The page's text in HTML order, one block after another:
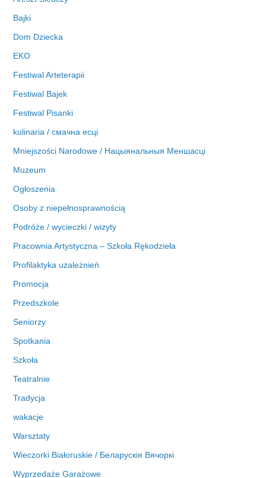
Bajki
Dom Dziecka
EKO
Festiwal Arteterapii
Festiwal Bajek
Festiwal Pisanki
kulinaria / смачна есці
Mniejszości Narodowe / Нацыянальныя Меншасці
Muzeum
Ogłoszenia
Osoby z niepełnosprawnością
Podróże / wycieczki / wizyty
Pracownia Artystyczna – Szkoła Rękodzieła
Profilaktyka uzależnień
Promocja
Przedszkole
Seniorzy
Spotkania
Szkoła
Teatralnie
Tradycja
wakacje
Warsztaty
Wieczorki Białoruskie / Беларускія Вячоркі
Wyprzedaże Garażowe